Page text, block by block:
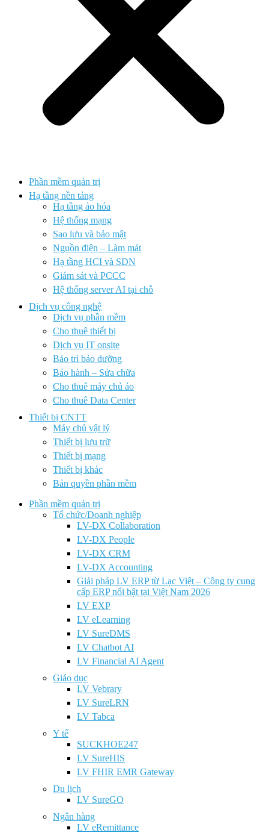
Phần mềm quản trị
Hạ tầng nền tảng
Hạ tầng ảo hóa
Hệ thống mạng
Sao lưu và bảo mật
Nguồn điện – Làm mát
Hạ tầng HCI và SDN
Giám sát và PCCC
Hệ thống server AI tại chỗ
Dịch vụ công nghệ
Dịch vụ phần mềm
Cho thuê thiết bị
Dịch vụ IT onsite
Bảo trì bảo dưỡng
Bảo hành – Sửa chữa
Cho thuê máy chủ ảo
Cho thuê Data Center
Thiết bị CNTT
Máy chủ vật lý
Thiết bị lưu trữ
Thiết bị mạng
Thiết bị khác
Bản quyền phần mềm
Phần mềm quản trị
Tổ chức/Doanh nghiệp
LV-DX Collaboration
LV-DX People
LV-DX CRM
LV-DX Accounting
Giải pháp LV ERP từ Lạc Việt – Công ty cung
cấp ERP nổi bật tại Việt Nam 2026
LV EXP
LV eLearning
LV SureDMS
LV Chatbot AI
LV Financial AI Agent
Giáo dục
LV Vebrary
LV SureLRN
LV Tabca
Y tế
SUCKHOE247
LV SureHIS
LV FHIR EMR Gateway
Du lịch
LV SureGO
Ngân hàng
LV eRemittance